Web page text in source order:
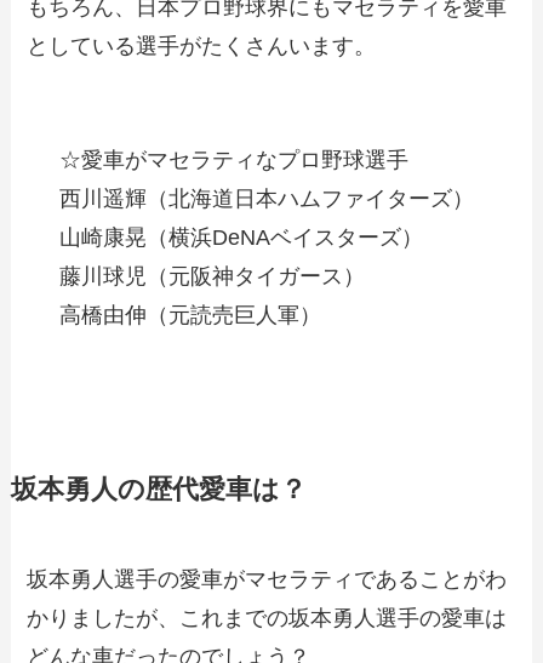
もちろん、日本プロ野球界にもマセラティを愛車
としている選手がたくさんいます。
☆愛車がマセラティなプロ野球選手
西川遥輝（北海道日本ハムファイターズ）
山崎康晃（横浜DeNAベイスターズ）
藤川球児（元阪神タイガース）
高橋由伸（元読売巨人軍）
坂本勇人の歴代愛車は？
坂本勇人選手の愛車がマセラティであることがわ
かりましたが、これまでの坂本勇人選手の愛車は
どんな車だったのでしょう？